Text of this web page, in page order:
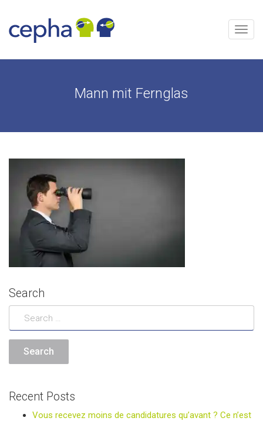
contenu
Menu
Mann mit Fernglas
Search
Recent Posts
Vous recevez moins de candidatures qu’avant ? Ce n’est